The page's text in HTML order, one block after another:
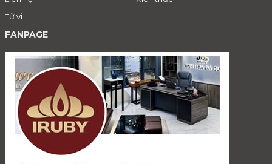
Tử vi
FANPAGE